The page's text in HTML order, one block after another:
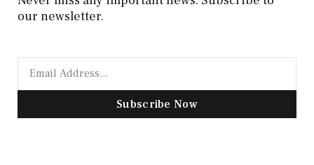
our newsletter.
Subscribe Now